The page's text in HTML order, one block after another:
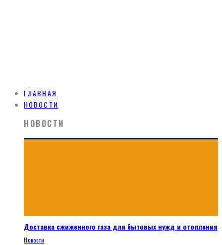
ГЛАВНАЯ
НОВОСТИ
НОВОСТИ
Доставка сжиженного газа для бытовых нужд и отопления
Новости